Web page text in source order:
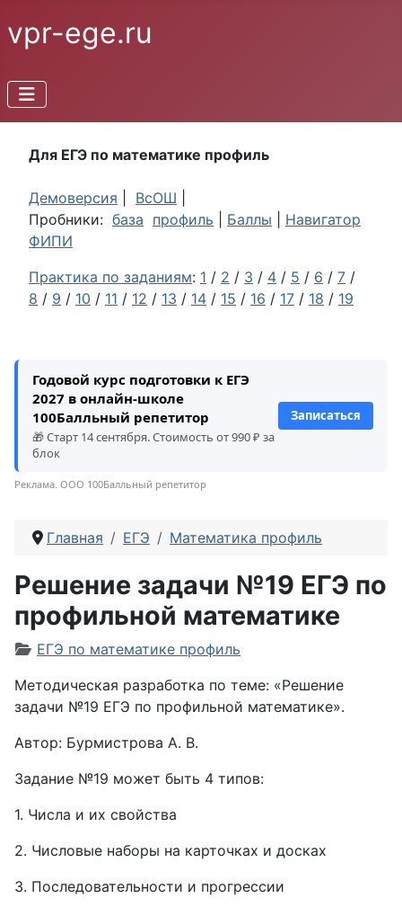
vpr-ege.ru
Для ЕГЭ по математике профиль
Демоверсия ВсОШ
Пробники: база профиль Баллы
Навигатор
ФИПИ
Практика по заданиям: 1 / 2 / 3 / 4 / 5 / 6 / 7 /
8 / 9 / 10 / 11 / 12 / 13 / 14 / 15 / 16 / 17 / 18 / 19
Годовой курс подготовки к ЕГЭ
2027 в онлайн-школе
100Балльный репетитор
🎁 Старт 14 сентября. Стоимость от 990 ₽ за
блок
Записаться
Реклама. ООО 100Балльный репетитор
Главная ЕГЭ Математика профиль
Решение задачи №19 ЕГЭ по
профильной математике
Информация о материале
ЕГЭ по математике профиль
Методическая разработка по теме: «Решение
задачи №19 ЕГЭ по профильной математике».
Автор: Бурмистрова А. В.
Задание №19 может быть 4 типов:
1. Числа и их свойства
2. Числовые наборы на карточках и досках
3. Последовательности и прогрессии